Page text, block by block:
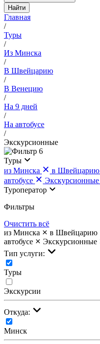
Найти
Главная
/
Туры
/
Из Минска
/
В Швейцарию
/
В Венецию
/
На 9 дней
/
На автобусе
/
Экскурсионные
6
Туры
из Минска
в Швейцарию
автобусе
Экскурсионные
Туроператор
Фильтры
Очистить всё
из Минска
в Швейцарию
автобусе
Экскурсионные
Тип услуги:
Туры
Экскурсии
Откуда:
Минск